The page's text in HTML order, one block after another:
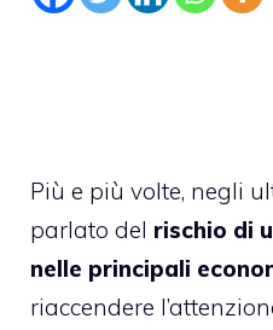
Più e più volte, negli
parlato del rischio di
nelle principali
riaccendere